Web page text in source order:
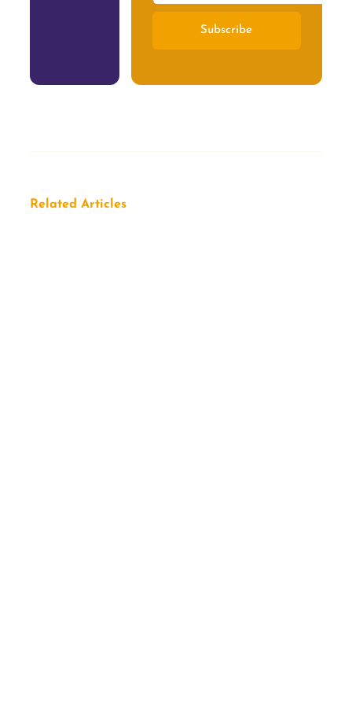
Subscribe
Related Articles